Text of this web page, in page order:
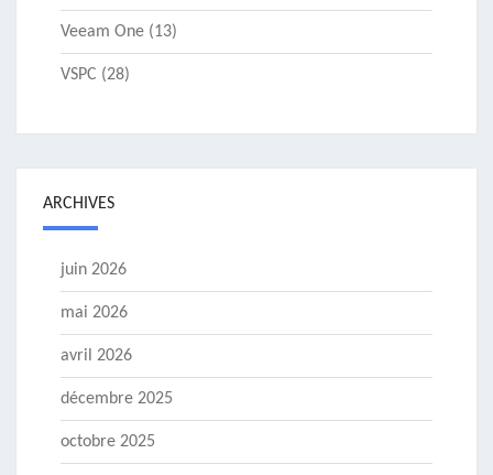
Veeam One (13)
VSPC (28)
ARCHIVES
juin 2026
mai 2026
avril 2026
décembre 2025
octobre 2025